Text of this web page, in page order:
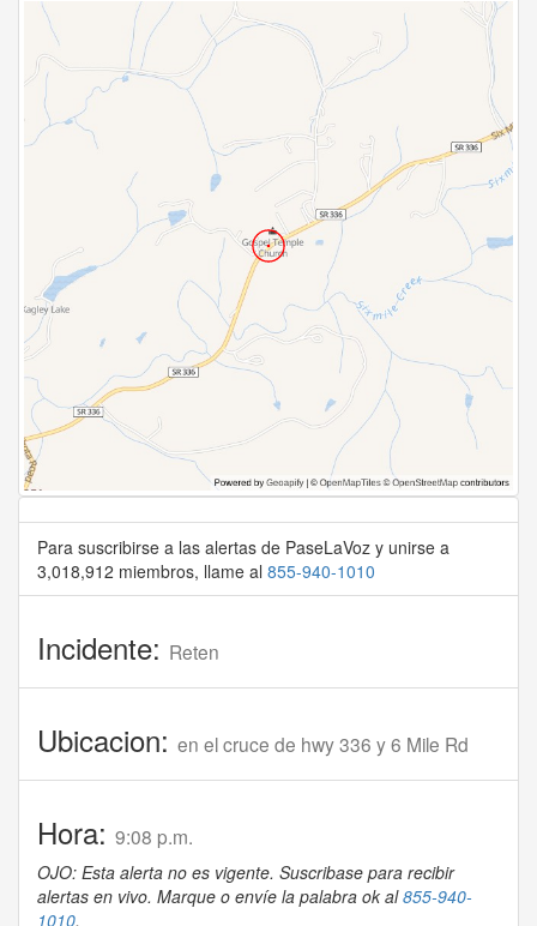
Para suscribirse a las alertas de PaseLaVoz y unirse a
3,018,912 miembros, llame al 855-940-1010
Incidente: Reten
Ubicacion: en el cruce de hwy 336 y 6 Mile Rd
Hora: 9:08 p.m.
OJO: Esta alerta no es vigente. Suscribase para recibir
alertas en vivo. Marque o envíe la palabra ok al855-940-
1010.